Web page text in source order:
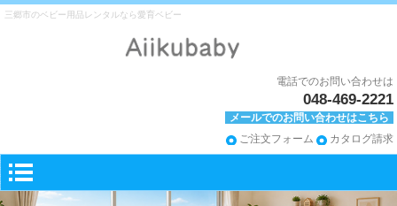
三郷市のベビー用品レンタルなら愛育ベビー
電話でのお問い合わせは
048-469-2221
メールでのお問い合わせはこちら
ご注文フォーム
カタログ請求